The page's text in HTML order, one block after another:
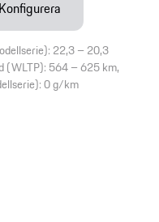
Konfigurera
22,3 – 20,3
(WLTP): 564 – 625 km,
0 g/km